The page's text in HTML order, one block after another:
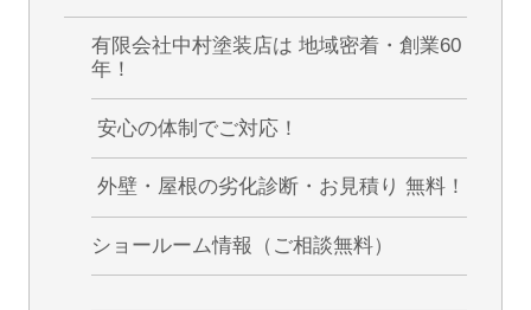
有限会社中村塗装店は 地域密着・創業60
年！
安心の体制でご対応！
外壁・屋根の劣化診断・お見積り 無料！
ショールーム情報（ご相談無料）